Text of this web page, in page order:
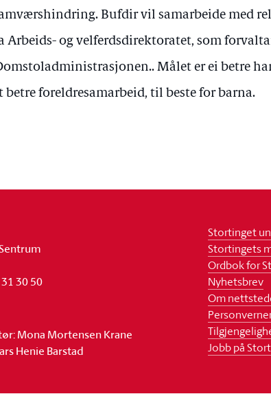
Bufdir vil samarbeide med
Arbeids- og velferdsdirektoratet, som
Målet er ei betre
betre foreldresamarbeid, til beste for barna.
30 50
Mona Mortensen Krane
Henie Barstad
Stortinget
Stortingets
Ordbok for
Nyhetsbrev
Om
Jobb på